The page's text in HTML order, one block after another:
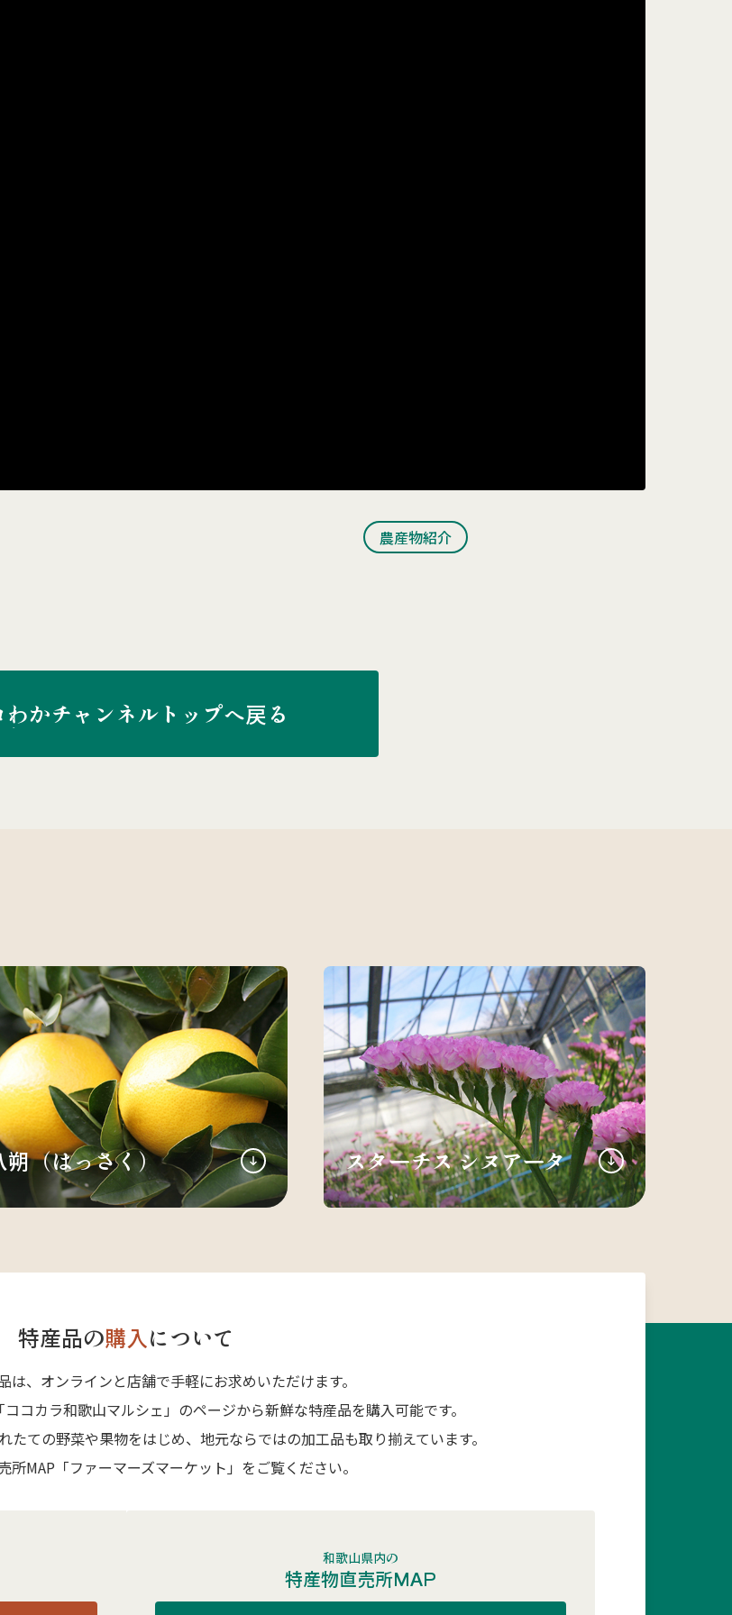
農産物紹介
わかチャンネルトップへ戻る
朔（はっさく） スターチス シヌアータ
特産品の購入について
は、オンラインと店舗で手軽にお求めいただけます。
コカラ和歌山マルシェ」のページから新鮮な特産品を購入可能です。
たての野菜や果物をはじめ、地元ならではの加工品も取り揃えています。
所MAP「ファーマーズマーケット」をご覧ください。
和歌山県内の
特産物直売所MAP